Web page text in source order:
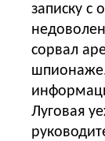
записку с
сорвал
Луговая